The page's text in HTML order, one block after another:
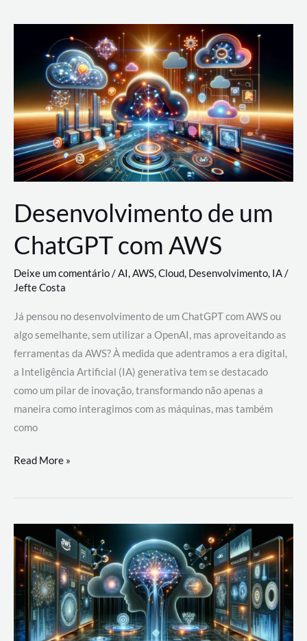
Nuvem:
Google
Cloud,
AWS
e
Azure
Desenvolvimento de um
ChatGPT com AWS
Deixe um comentário/AI,AWS,Cloud, Desenvolvimento, IA/
Jefte Costa
Já pensou no desenvolvimento de um ChatGPT com AWS ou
algo semelhante, sem utilizar a OpenAI, mas aproveitando as
ferramentas da AWS? À medida que adentramos a era digital,
a Inteligência Artificial (IA) generativa tem se destacado
como um pilar de inovação, transformando não apenas a
maneira como interagimos com as máquinas, mas também
como
Desenvolvimento
um
com
AWS
Read More »